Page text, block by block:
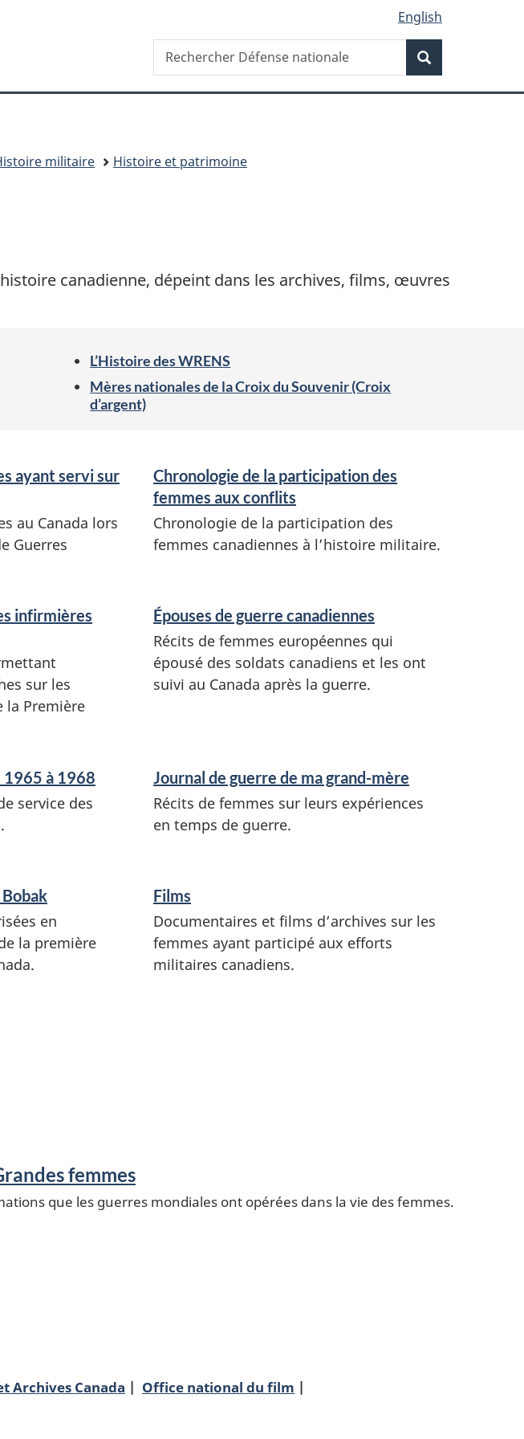
English
Recherche
Rechercher
Défense
militaire Histoire et patrimoine
canadienne, dépeint dans les archives, films, œuvres
L’Histoire des WRENS
Mères nationales de la Croix du Souvenir (Croix
d’argent)
ayant servi sur
au Canada lors
Guerres
Chronologie de la participation des
femmes aux conflits
Chronologie de la participation des
femmes canadiennes à l’histoire militaire.
infirmières
sur les
la Première
Épouses de guerre canadiennes
Récits de femmes européennes qui
épousé des soldats canadiens et les ont
suivi au Canada après la guerre.
1965 à 1968
service des
Journal de guerre de ma grand-mère
Récits de femmes sur leurs expériences
en temps de guerre.
en
la première
Films
Documentaires et films d’archives sur les
femmes ayant participé aux efforts
militaires canadiens.
femmes
que les guerres mondiales ont opérées dans la vie des femmes.
Archives Canada
Office national du film